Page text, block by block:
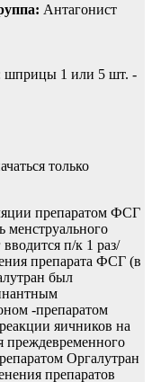
Антагонист
шприцы 1 или 5 шт. -
только
препаратом ФСГ
менструального
п/к 1 раз/
препарата ФСГ (в
был
-препаратом
яичников на
преждевременного
Оргалутран
препаратов